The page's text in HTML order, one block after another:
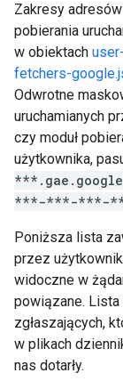
Zakresy
pobierania
w obiektach
fetchers-
Odwrotne
uruchamianych
czy moduł
użytkownika,
***-***-***-
Poniższa lista
przez
widoczne w
powiązane. Lista
zgłaszających,
w plikach
nas dotarły.